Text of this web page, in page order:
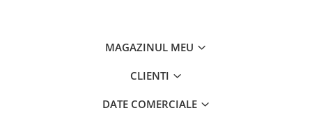
MAGAZINUL MEU
CLIENTI
DATE COMERCIALE